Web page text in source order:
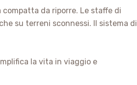
compatta da riporre. Le staffe di
su terreni sconnessi. Il sistema di
la vita in viaggio e